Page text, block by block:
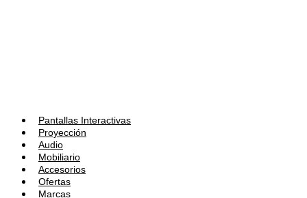
Pantallas Interactivas
Proyección
Audio
Mobiliario
Accesorios
Ofertas
Marcas